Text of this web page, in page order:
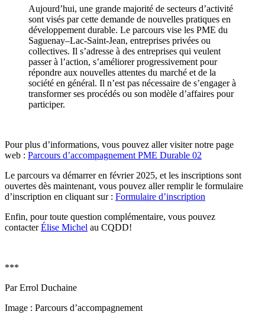
Aujourd’hui, une grande majorité de secteurs d’activité
sont visés par cette demande de nouvelles pratiques en
développement durable. Le parcours vise les PME du
Saguenay–Lac-Saint-Jean, entreprises privées ou
collectives. Il s’adresse à des entreprises qui veulent
passer à l’action, s’améliorer progressivement pour
répondre aux nouvelles attentes du marché et de la
société en général. Il n’est pas nécessaire de s’engager à
transformer ses procédés ou son modèle d’affaires pour
participer.
Pour plus d’informations, vous pouvez aller visiter notre page
web : Parcours d’accompagnement PME Durable 02
Le parcours va démarrer en février 2025, et les inscriptions sont
ouvertes dès maintenant, vous pouvez aller remplir le formulaire
d’inscription en cliquant sur : Formulaire d’inscription
Enfin, pour toute question complémentaire, vous pouvez
contacterÉlise Michel au CQDD!
***
Par Errol Duchaine
Image : Parcours d’accompagnement